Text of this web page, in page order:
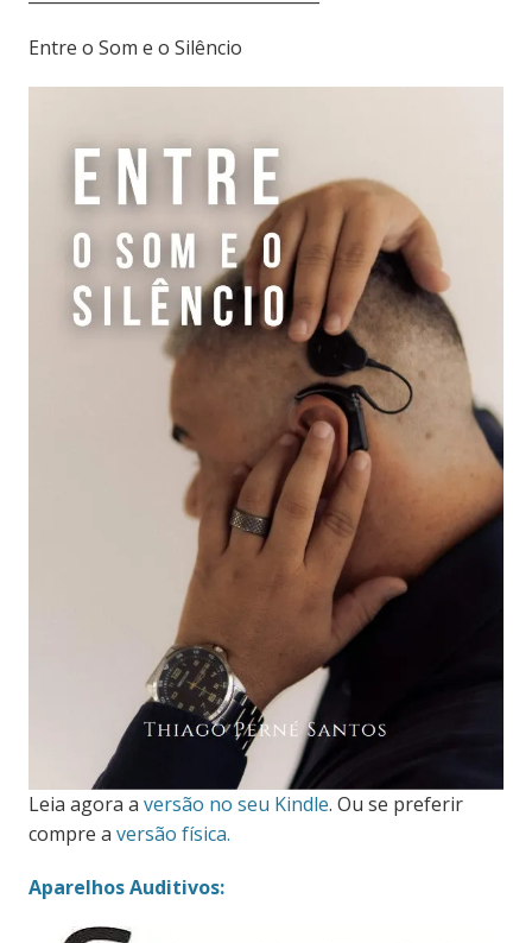
Entre o Som e o Silêncio
Leia agora a versão no seu Kindle. Ou se preferir
compre a versão física.
Aparelhos Auditivos: